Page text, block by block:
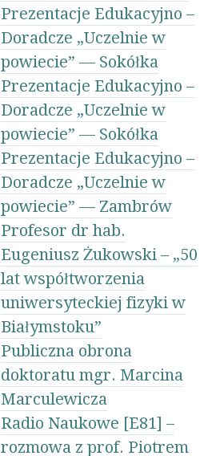
Prezentacje Edukacyjno –
Doradcze „Uczelnie w
powiecie” — Sokółka
Prezentacje Edukacyjno –
Doradcze „Uczelnie w
powiecie” — Sokółka
Prezentacje Edukacyjno –
Doradcze „Uczelnie w
powiecie” — Zambrów
Profesor dr hab.
Eugeniusz Żukowski – „50
lat współtworzenia
uniwersyteckiej fizyki w
Białymstoku”
Publiczna obrona
doktoratu mgr. Marcina
Marculewicza
Radio Naukowe [E81] –
rozmowa z prof. Piotrem